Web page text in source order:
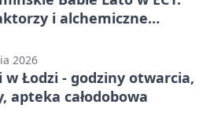
i alchemiczne
2026
w Łodzi - godziny otwarcia,
apteka całodobowa